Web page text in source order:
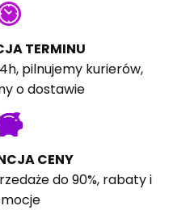
TERMINU
pilnujemy kurierów,
o dostawie
CENY
do 90%, rabaty i